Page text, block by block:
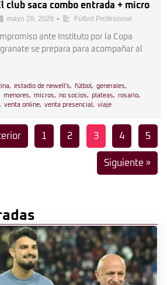
club saca combo entrada + micro
mayo 28, 2026 • Fútbol Profesional
ante Instituto por la Copa
se prepara para acompañar al
, estadio de newell's, fútbol , generales,
menores, micros, no socios, plateas, rosario,
, venta online, venta presencial , viaje
1 2 3 4 5
Siguiente »